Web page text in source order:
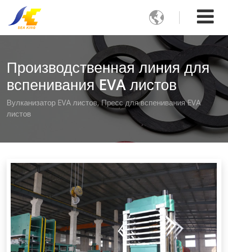

Производственная линия для
вспенивания EVA листов
Вулканизатор EVA листов, Пресс для вспенивания EVA
листов